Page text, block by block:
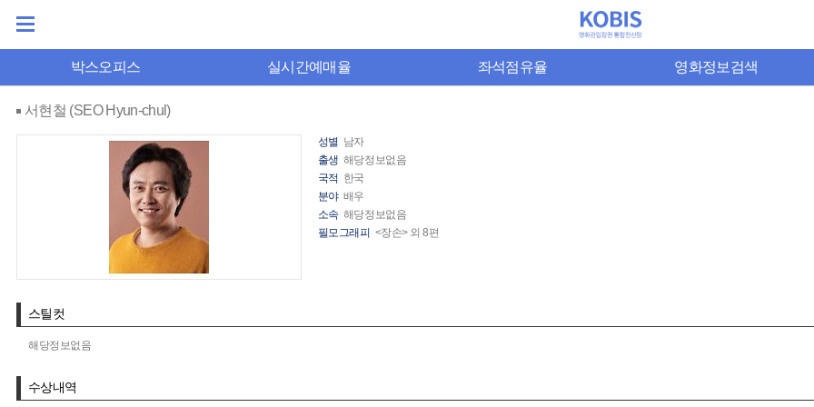
박스오피스 실시간예매율 좌석점유율 영화정보검색
서현철 (SEO Hyun-chul)
성별 남자
출생 해당정보없음
국적 한국
분야 배우
소속 해당정보없음
필모그래피 <장손> 외 8편
스틸컷
해당정보없음
수상내역